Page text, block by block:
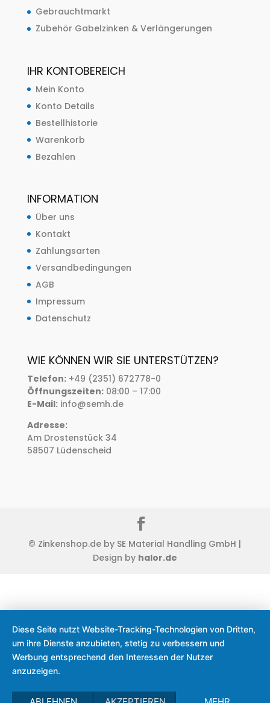
Gebrauchtmarkt
Zubehör Gabelzinken & Verlängerungen
IHR KONTOBEREICH
Mein Konto
Konto Details
Bestellhistorie
Warenkorb
Bezahlen
INFORMATION
Über uns
Kontakt
Zahlungsarten
Versandbedingungen
AGB
Impressum
Datenschutz
WIE KÖNNEN WIR SIE UNTERSTÜTZEN?
Telefon:+49 (2351) 672778-0
Öffnungszeiten:08:00 – 17:00
E-Mail:info@semh.de
Adresse:
Am Drostenstück 34
58507 Lüdenscheid
© Zinkenshop.de by SE Material Handling GmbH |
Design by halor.de
Diese Seite nutzt Website-Tracking-Technologien von Dritten,
um ihre Dienste anzubieten, stetig zu verbessern und
Werbung entsprechend den Interessen der Nutzer
anzuzeigen.